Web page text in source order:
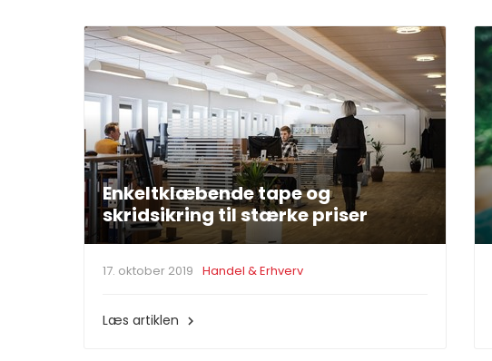
Enkeltklæbende tape og
skridsikring til stærke priser
17. oktober 2019 Handel & Erhverv
Læs artiklen 